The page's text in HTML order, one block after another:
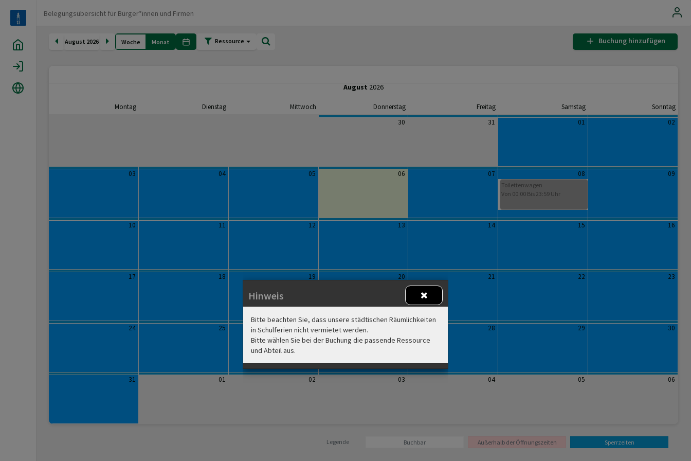
Home
Belegungsübersicht für Bürger*innen und Firmen
August 2026 Woche Monat Ressource Buchung hinzufügen
August 2026
Montag Dienstag Mittwoch Donnerstag Freitag Samstag Sonntag
03
10
17
24
31
04
11
18
25
01
05
12
19
26
02
30
06
13
20
03
31
07
14
21
28
04
01
08
15
22
29
05
02
09
16
23
30
06
Toilettenwagen
Von 00:00 Bis 23:59 Uhr
Legende Buchbar Außerhalb der Öffnungszeiten Sperrzeiten
Hinweis
Bitte beachten Sie, dass unsere städtischen Räumlichkeiten
in Schulferien nicht vermietet werden.
Bitte wählen Sie bei der Buchung die passende Ressource
und Abteil aus.